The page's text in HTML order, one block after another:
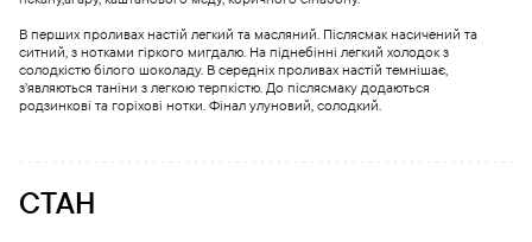
В перших проливах настій легкий та масляний. Післясмак насичений та
ситний, з нотками гіркого мигдалю. На піднебінні легкий холодок з
солодкістю білого шоколаду. В середніх проливах настій темнішає,
з’являються таніни з легкою терпкістю. До післясмаку додаються
родзинкові та горіхові нотки. Фінал улуновий, солодкий.
СТАН